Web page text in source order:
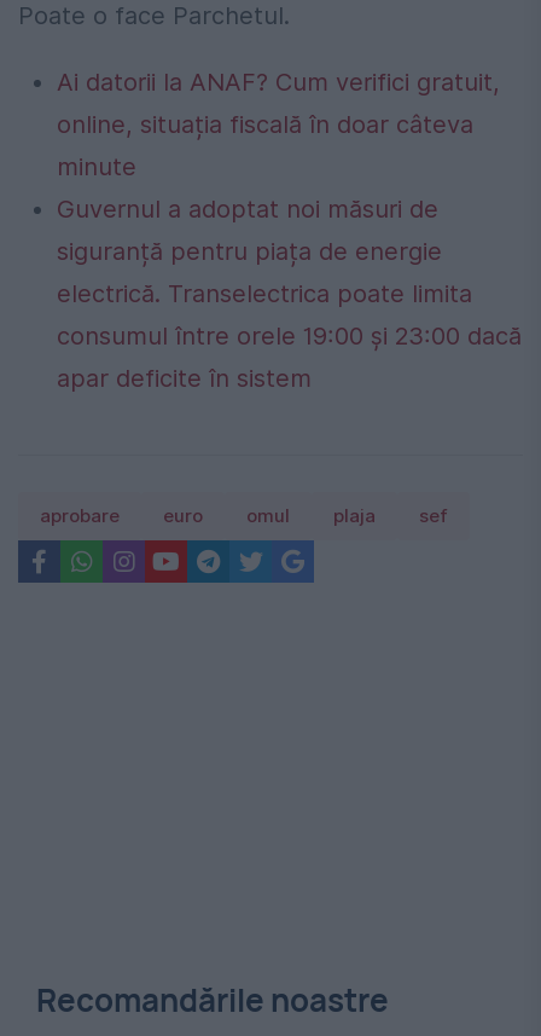
Poate o face Parchetul.
Ai datorii la ANAF? Cum verifici gratuit,
online, situația fiscală în doar câteva
minute
Guvernul a adoptat noi măsuri de
siguranță pentru piața de energie
electrică. Transelectrica poate limita
consumul între orele 19:00 și 23:00 dacă
apar deficite în sistem
aprobare euro omul plaja sef
Recomandările noastre